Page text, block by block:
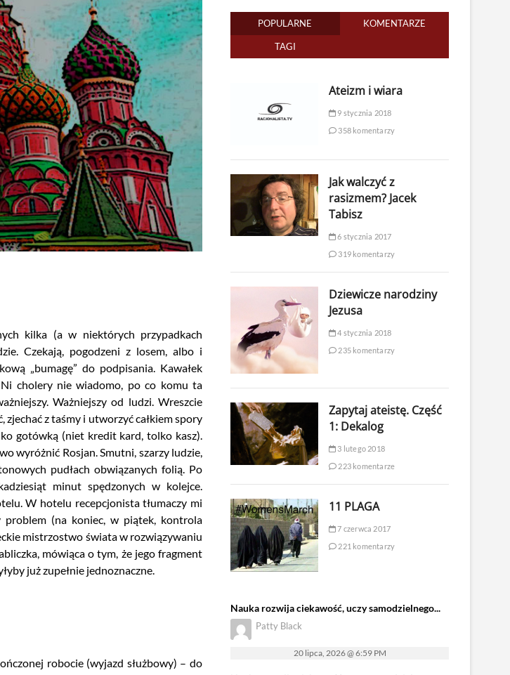
kilka (a w niektórych przypadkach
Czekają, pogodzeni z losem, albo i
„bumagę” do podpisania. Kawałek
cholery nie wiadomo, po co komu ta
Ważniejszy od ludzi. Wreszcie
zjechać z taśmy i utworzyć całkiem spory
gotówką (niet kredit kard, tolko kasz).
wyróżnić Rosjan. Smutni, szarzy ludzie,
pudłach obwiązanych folią. Po
minut spędzonych w kolejce.
W hotelu recepcjonista tłumaczy mi
problem (na koniec, w piątek, kontrola
mistrzostwo świata w rozwiązywaniu
mówiąca o tym, że jego fragment
już zupełnie jednoznaczne.
robocie (wyjazd służbowy) – do
POPULARNE KOMENTARZE
TAGI
Ateizm i wiara
9 stycznia 2018
358 komentarzy
Jak walczyć z
rasizmem? Jacek
Tabisz
6 stycznia 2017
319 komentarzy
Dziewicze narodziny
Jezusa
4 stycznia 2018
235 komentarzy
Zapytaj ateistę. Część
1: Dekalog
3 lutego 2018
223 komentarze
11 PLAGA
7 czerwca 2017
221 komentarzy
Nauka rozwija ciekawość, uczy samodzielnego...
Patty Black
20 lipca, 2026 @ 6:59 PM